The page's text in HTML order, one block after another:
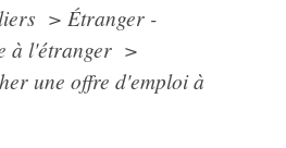
> Étranger -
à l'étranger >
une offre d'emploi à